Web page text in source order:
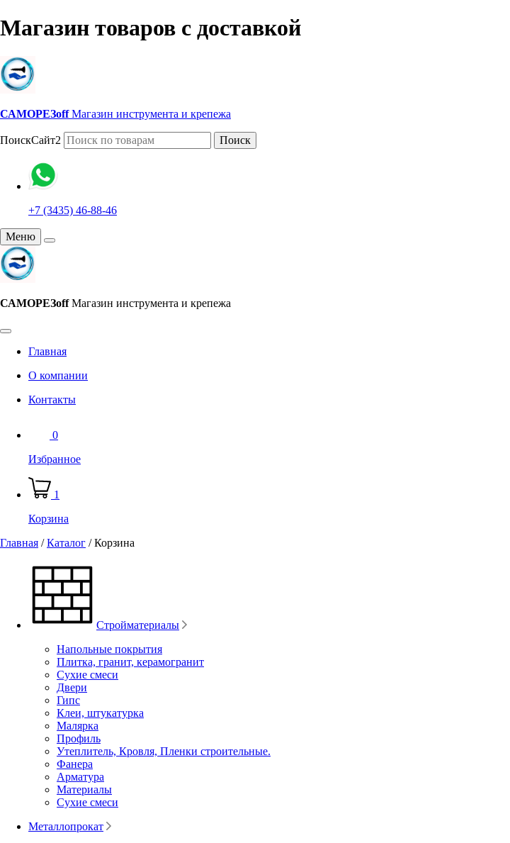
Магазин товаров с доставкой
САМОРЕЗoff Магазин инструмента и крепежа
ПоискСайт2 Поиск
+7 (3435) 46-88-46
Меню
САМОРЕЗoff Магазин инструмента и крепежа
Главная
О компании
Контакты
0
Избранное
1
Корзина
Главная /Каталог /Корзина
Стройматериалы
Напольные покрытия
Плитка, гранит, керамогранит
Сухие смеси
Двери
Гипс
Клеи, штукатурка
Малярка
Профиль
Утеплитель, Кровля, Пленки строительные.
Фанера
Арматура
Материалы
Сухие смеси
Металлопрокат